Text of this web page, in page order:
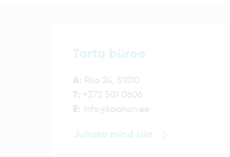
Tartu büroo
A: Riia 24, 51010
T: +372 501 0606
E: info@kaanon.ee
Juhata mind siia